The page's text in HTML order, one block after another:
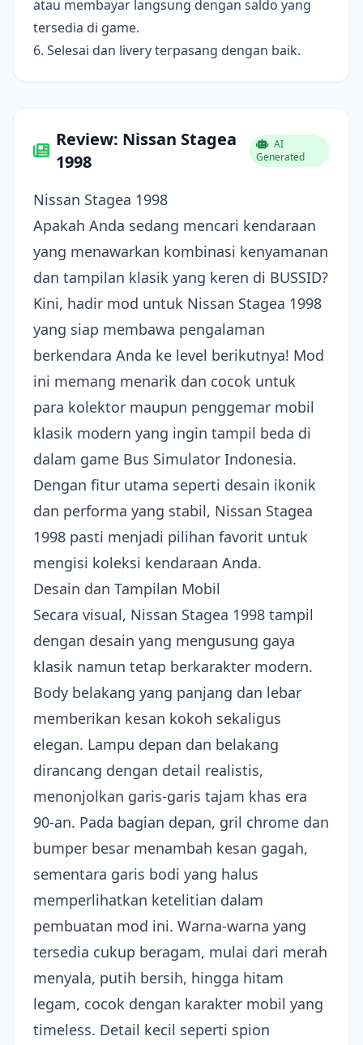
atau membayar langsung dengan saldo yang
tersedia di game.
6. Selesai dan livery terpasang dengan baik.
Review: Nissan Stagea
1998
AI
Generated
Nissan Stagea 1998
Apakah Anda sedang mencari kendaraan
yang menawarkan kombinasi kenyamanan
dan tampilan klasik yang keren di BUSSID?
Kini, hadir mod untuk Nissan Stagea 1998
yang siap membawa pengalaman
berkendara Anda ke level berikutnya! Mod
ini memang menarik dan cocok untuk
para kolektor maupun penggemar mobil
klasik modern yang ingin tampil beda di
dalam game Bus Simulator Indonesia.
Dengan fitur utama seperti desain ikonik
dan performa yang stabil, Nissan Stagea
1998 pasti menjadi pilihan favorit untuk
mengisi koleksi kendaraan Anda.
Desain dan Tampilan Mobil
Secara visual, Nissan Stagea 1998 tampil
dengan desain yang mengusung gaya
klasik namun tetap berkarakter modern.
Body belakang yang panjang dan lebar
memberikan kesan kokoh sekaligus
elegan. Lampu depan dan belakang
dirancang dengan detail realistis,
menonjolkan garis-garis tajam khas era
90-an. Pada bagian depan, gril chrome dan
bumper besar menambah kesan gagah,
sementara garis bodi yang halus
memperlihatkan ketelitian dalam
pembuatan mod ini. Warna-warna yang
tersedia cukup beragam, mulai dari merah
menyala, putih bersih, hingga hitam
legam, cocok dengan karakter mobil yang
timeless. Detail kecil seperti spion